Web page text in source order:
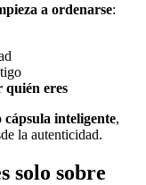
a ordenarse:
quién eres
inteligente,
la autenticidad.
solo sobre